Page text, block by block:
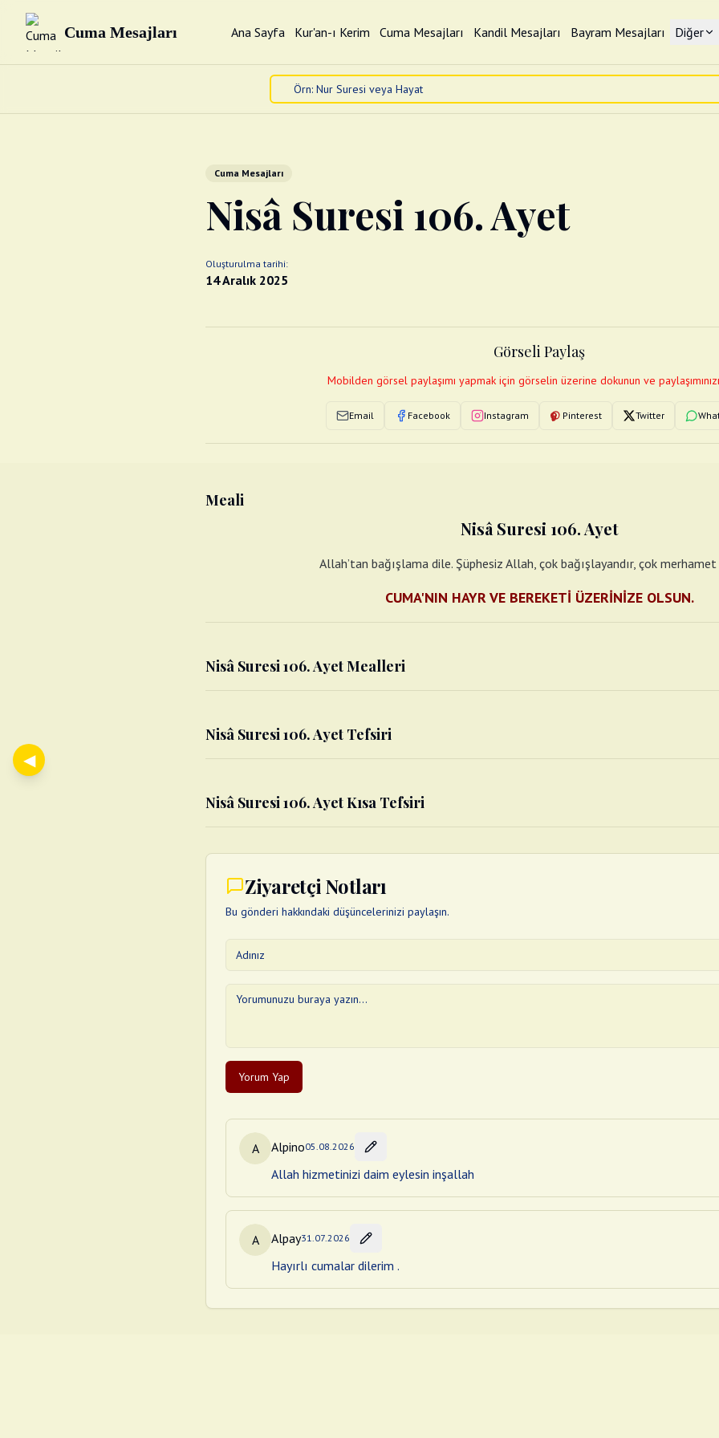
Cuma Mesajları Ana Sayfa Kur'an-ı Kerim Cuma Mesajları Kandil Mesajları Bayram Mesajları Diğer
Cuma Mesajları
Nisâ Suresi 106. Ayet
Oluşturulma tarihi:
14 Aralık 2025
Görseli Paylaş
Mobilden görsel paylaşımı yapmak için görselin üzerine dokunun ve
Email Facebook Instagram Pinterest Twitter
Meali
Nisâ Suresi 106. Ayet
Allah’tan bağışlama dile. Şüphesiz Allah, çok bağışlayandır, çok merhamet
CUMA'NIN HAYR VE BEREKETİ ÜZERİNİZE OLSUN.
Nisâ Suresi 106. Ayet Mealleri
Nisâ Suresi 106. Ayet Tefsiri
Nisâ Suresi 106. Ayet Kısa Tefsiri
Ziyaretçi Notları
Bu gönderi hakkındaki düşüncelerinizi paylaşın.
Yorum Yap
A Alpino05.08.2026
Allah hizmetinizi daim eylesin inşallah
A Alpay31.07.2026
Hayırlı cumalar dilerim .
◀